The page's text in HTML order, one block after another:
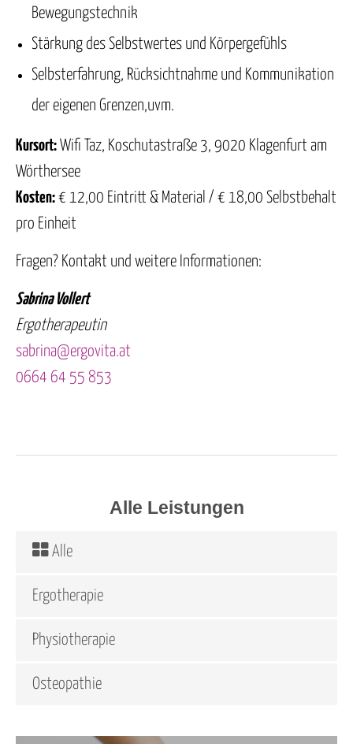
Bewegungstechnik
Stärkung des Selbstwertes und Körpergefühls
Selbsterfahrung, Rücksichtnahme und Kommunikation
der eigenen Grenzen,uvm.
Kursort: Wifi Taz, Koschutastraße 3, 9020 Klagenfurt am
Wörthersee
Kosten: € 12,00 Eintritt & Material / € 18,00 Selbstbehalt
pro Einheit
Fragen? Kontakt und weitere Informationen:
Sabrina Vollert
Ergotherapeutin
sabrina@ergovita.at
0664 64 55 853
Alle Leistungen
Alle
Ergotherapie
Physiotherapie
Osteopathie